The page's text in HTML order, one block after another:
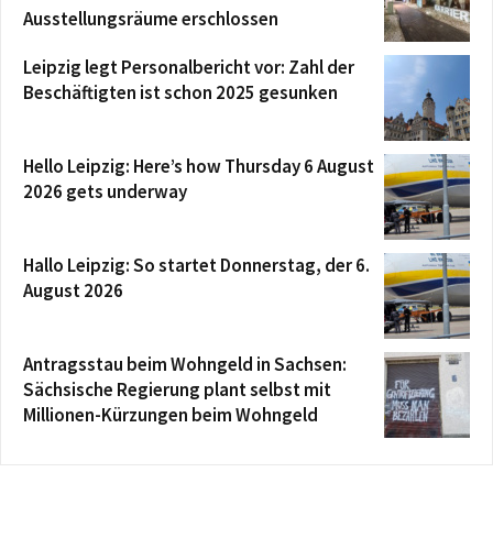
Ausstellungsräume erschlossen
Leipzig legt Personalbericht vor: Zahl der
Beschäftigten ist schon 2025 gesunken
Hello Leipzig: Here’s how Thursday 6 August
2026 gets underway
Hallo Leipzig: So startet Donnerstag, der 6.
August 2026
Antragsstau beim Wohngeld in Sachsen:
Sächsische Regierung plant selbst mit
Millionen-Kürzungen beim Wohngeld